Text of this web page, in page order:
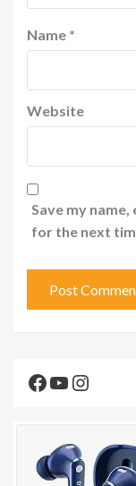
Name *
Website
Save my
for the next
Facebook
YouTube